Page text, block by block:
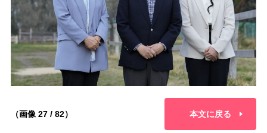
（画像 27 / 82） 本文に戻る